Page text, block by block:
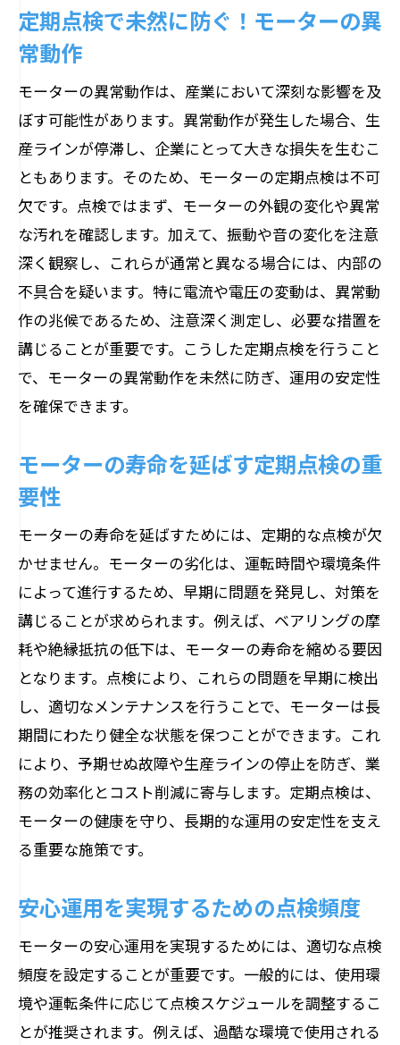
異常振動と音の早期発見ができる理由
点検から得られる運用データの活用法
異常振動を見逃すな！モーター点検の重要性
振動測定でモーターの故障を予防する方
法
音の異常から見つけるモーターの問題箇
所
モーターの振動解析に必要な道具とは
異常振動が企業運営に与える影響とは
未然に故障を防ぐ振動パターンの分析法
点検実施時の振動測定のコツとポイント
摩耗を発見する！モーター外観チェックの方
法
摩耗の進行を遅らせるための保護対策
定期的な摩耗点検がもたらすコスト削減
外観チェックを効率化する最新技術
摩耗状況による点検頻度の決定方法
運用の安定性を高めるモーター点検の実践ガ
イド
点検計画の立て方と実施のポイント
モーター点検の成功例と失敗例から学ぶ
実際の運用現場での点検手順紹介
点検作業を効率化するツールと技術
ール
絶縁抵抗測定でモーターの電気的健康を守る
絶縁抵抗の低下が及ぼすリスク
電気的健康診断としての絶縁抵抗測定
定期点検で未然に防ぐ！モーターの異
常動作
モーターの異常動作は、産業において深刻な影響を及
ぼす可能性があります。異常動作が発生した場合、生
産ラインが停滞し、企業にとって大きな損失を生むこ
ともあります。そのため、モーターの定期点検は不可
欠です。点検ではまず、モーターの外観の変化や異常
な汚れを確認します。加えて、振動や音の変化を注意
深く観察し、これらが通常と異なる場合には、内部の
不具合を疑います。特に電流や電圧の変動は、異常動
作の兆候であるため、注意深く測定し、必要な措置を
講じることが重要です。こうした定期点検を行うこと
で、モーターの異常動作を未然に防ぎ、運用の安定性
を確保できます。
モーターの寿命を延ばす定期点検の重
要性
モーターの寿命を延ばすためには、定期的な点検が欠
かせません。モーターの劣化は、運転時間や環境条件
によって進行するため、早期に問題を発見し、対策を
講じることが求められます。例えば、ベアリングの摩
耗や絶縁抵抗の低下は、モーターの寿命を縮める要因
となります。点検により、これらの問題を早期に検出
し、適切なメンテナンスを行うことで、モーターは長
期間にわたり健全な状態を保つことができます。これ
により、予期せぬ故障や生産ラインの停止を防ぎ、業
務の効率化とコスト削減に寄与します。定期点検は、
モーターの健康を守り、長期的な運用の安定性を支え
る重要な施策です。
安心運用を実現するための点検頻度
モーターの安心運用を実現するためには、適切な点検
頻度を設定することが重要です。一般的には、使用環
境や運転条件に応じて点検スケジュールを調整するこ
とが推奨されます。例えば、過酷な環境で使用される